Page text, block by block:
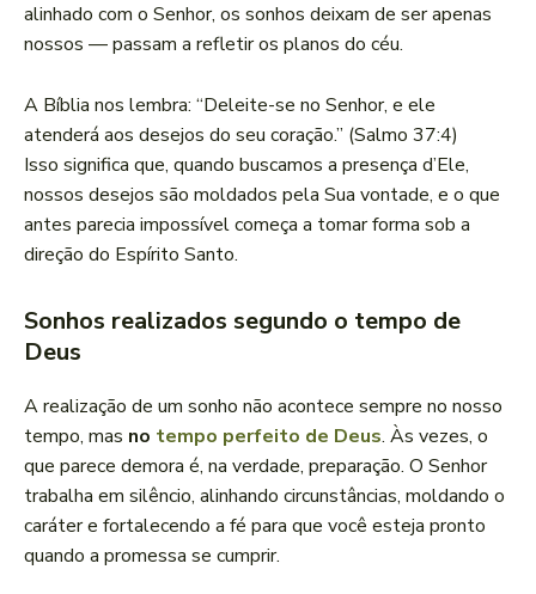
alinhado com o Senhor, os sonhos deixam de ser apenas
nossos — passam a refletir os planos do céu.
A Bíblia nos lembra: “Deleite-se no Senhor, e ele
atenderá aos desejos do seu coração.” (Salmo 37:4)
Isso significa que, quando buscamos a presença d’Ele,
nossos desejos são moldados pela Sua vontade, e o que
antes parecia impossível começa a tomar forma sob a
direção do Espírito Santo.
Sonhos realizados segundo o tempo de
Deus
A realização de um sonho não acontece sempre no nosso
tempo, mas no tempo perfeito de Deus. Às vezes, o
que parece demora é, na verdade, preparação. O Senhor
trabalha em silêncio, alinhando circunstâncias, moldando o
caráter e fortalecendo a fé para que você esteja pronto
quando a promessa se cumprir.